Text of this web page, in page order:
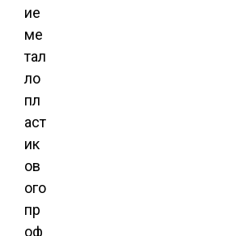
ие
ме
тал
ло
пл
аст
ик
ов
ого
пр
оф